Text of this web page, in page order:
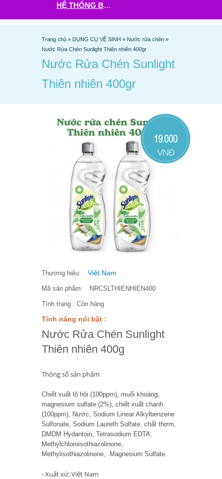
HỆ THỐNG BHX - TGDĐ ĐẶT HÀNG TẠI ĐÂY
Trang chủ » DỤNG CỤ VỆ SINH » Nước rửa chén »
Nước Rửa Chén Sunlight Thiên nhiên 400gr
Nước Rửa Chén Sunlight
Thiên nhiên 400gr
19.000
VNĐ
Thương hiệu: Việt Nam
Mã sản phẩm: NRCSLTHIENHIEN400
Tình trạng : Còn hàng
Tính năng nổi bật :
Nước Rửa Chén Sunlight
Thiên nhiên 400g
Thông số sản phẩm
Chiết xuất lô hội (100ppm), muối khoáng,
magnesium sulfate (2%), chiết xuất chanh
(100ppm), Nước, Sodium Linear Alkylbenzene
Sulfonate, Sodium Laureth Sulfate, chất thơm,
DMDM Hydantoin, Tetrasodium EDTA,
Methylchloroisothiazolinone,
Methylisothiazolinone, Magnesium Sulfate.
- Xuất xứ: Việt Nam